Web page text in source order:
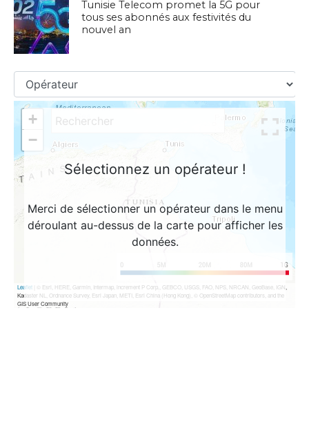
Tunisie Telecom promet la 5G pour
tous ses abonnés aux festivités du
nouvel an